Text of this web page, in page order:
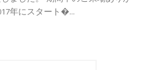
年にスタート�...